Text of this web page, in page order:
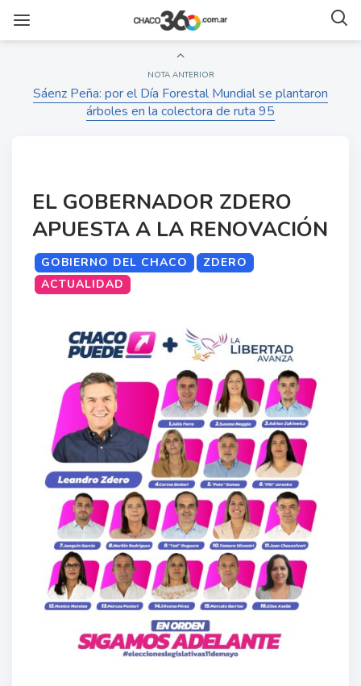
NOTA ANTERIOR
Sáenz Peña: por el Día Forestal Mundial se plantaron
árboles en la colectora de ruta 95
EL GOBERNADOR ZDERO
APUESTA A LA RENOVACIÓN
GOBIERNO DEL CHACO
ZDERO
ACTUALIDAD